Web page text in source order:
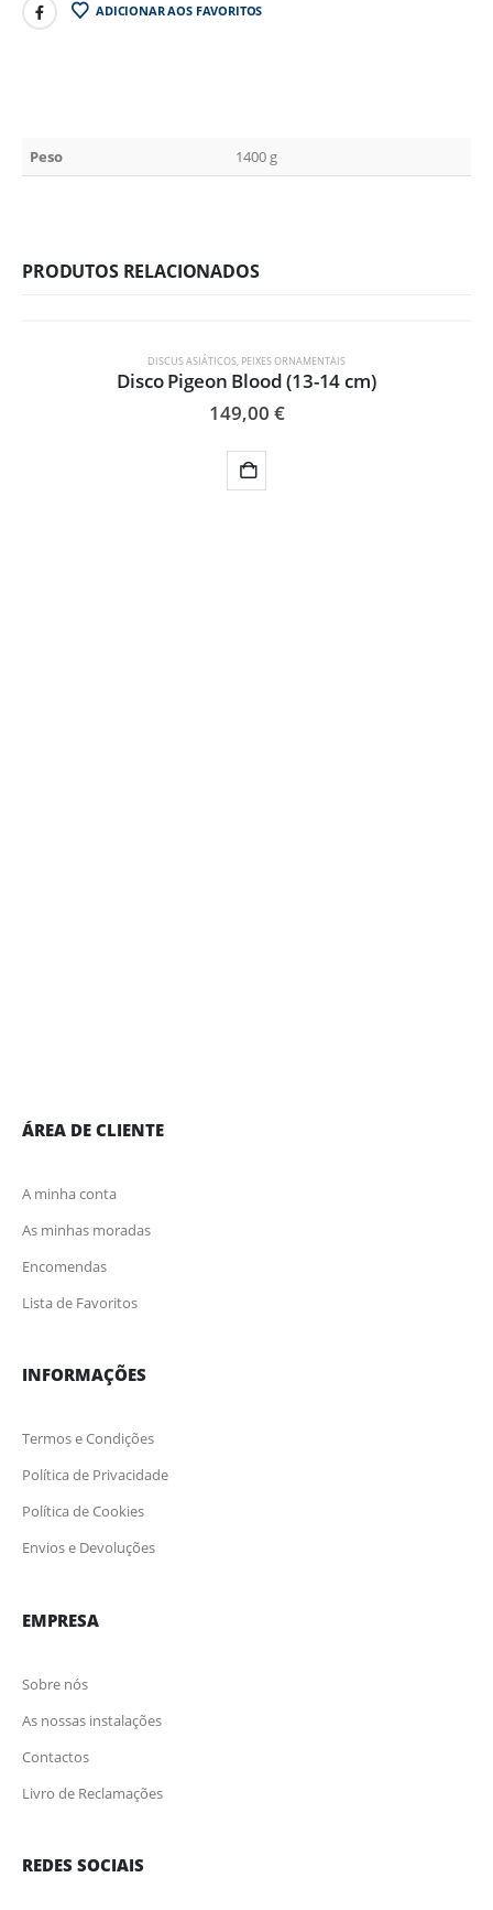
ADICIONAR AOS FAVORITOS
Peso 1400 g
PRODUTOS RELACIONADOS
DISCUS ASIÁTICOS, PEIXES ORNAMENTAIS
Disco Pigeon Blood (13-14 cm)
149,00 €
ÁREA DE CLIENTE
A minha conta
As minhas moradas
Encomendas
Lista de Favoritos
INFORMAÇÕES
Termos e Condições
Política de Privacidade
Política de Cookies
Envios e Devoluções
EMPRESA
Sobre nós
As nossas instalações
Contactos
Livro de Reclamações
REDES SOCIAIS